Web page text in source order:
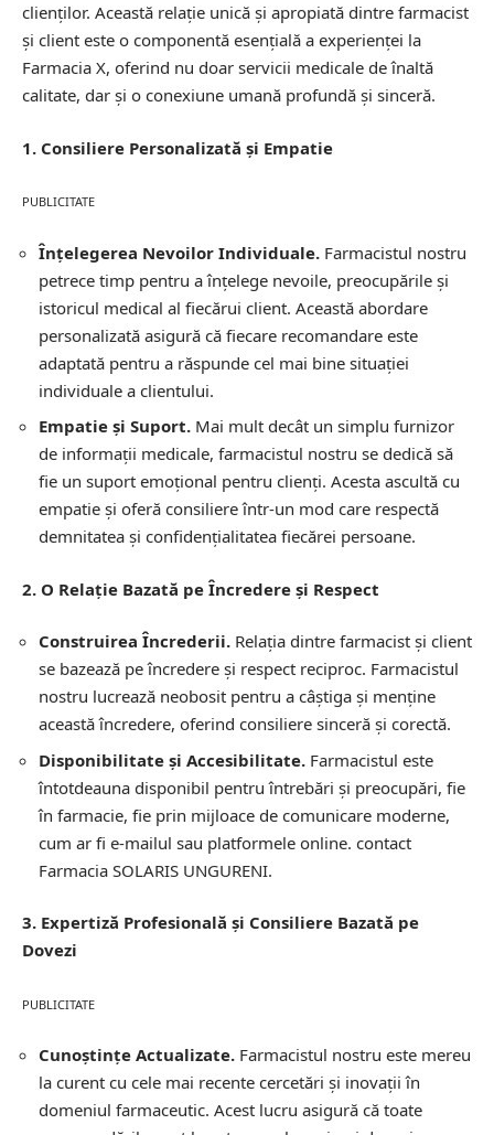
clienților. Această relație unică și apropiată dintre farmacist
și client este o componentă esențială a experienței la
Farmacia X, oferind nu doar servicii medicale de înaltă
calitate, dar și o conexiune umană profundă și sinceră.
1. Consiliere Personalizată și Empatie
PUBLICITATE
Înțelegerea Nevoilor Individuale. Farmacistul nostru
petrece timp pentru a înțelege nevoile, preocupările și
istoricul medical al fiecărui client. Această abordare
personalizată asigură că fiecare recomandare este
adaptată pentru a răspunde cel mai bine situației
individuale a clientului.
Empatie și Suport. Mai mult decât un simplu furnizor
de informații medicale, farmacistul nostru se dedică să
fie un suport emoțional pentru clienți. Acesta ascultă cu
empatie și oferă consiliere într-un mod care respectă
demnitatea și confidențialitatea fiecărei persoane.
2. O Relație Bazată pe Încredere și Respect
Construirea Încrederii. Relația dintre farmacist și client
se bazează pe încredere și respect reciproc. Farmacistul
nostru lucrează neobosit pentru a câștiga și menține
această încredere, oferind consiliere sinceră și corectă.
Disponibilitate și Accesibilitate. Farmacistul este
întotdeauna disponibil pentru întrebări și preocupări, fie
în farmacie, fie prin mijloace de comunicare moderne,
cum ar fi e-mailul sau platformele online. contact
Farmacia SOLARIS UNGURENI.
3. Expertiză Profesională și Consiliere Bazată pe
Dovezi
PUBLICITATE
Cunoștințe Actualizate. Farmacistul nostru este mereu
la curent cu cele mai recente cercetări și inovații în
domeniul farmaceutic. Acest lucru asigură că toate